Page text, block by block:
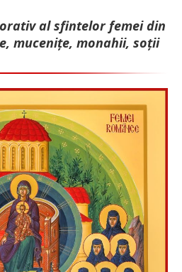
al sfintelor femei din
mu­cenițe, monahii, soții